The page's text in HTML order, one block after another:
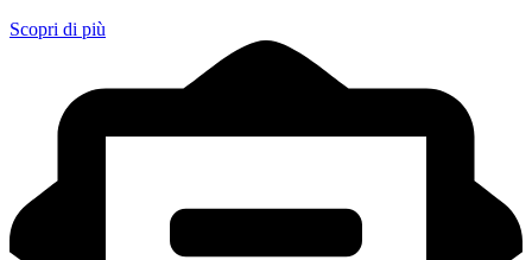
Scopri di più